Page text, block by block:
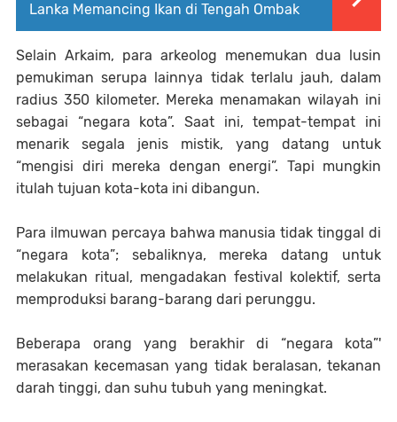
Lanka Memancing Ikan di Tengah Ombak
Selain Arkaim, para arkeolog menemukan dua lusin
pemukiman serupa lainnya tidak terlalu jauh, dalam
radius 350 kilometer. Mereka menamakan wilayah ini
sebagai “negara kota”. Saat ini, tempat-tempat ini
menarik segala jenis mistik, yang datang untuk
“mengisi diri mereka dengan energi”. Tapi mungkin
itulah tujuan kota-kota ini dibangun.
Para ilmuwan percaya bahwa manusia tidak tinggal di
“negara kota”; sebaliknya, mereka datang untuk
melakukan ritual, mengadakan festival kolektif, serta
memproduksi barang-barang dari perunggu.
Beberapa orang yang berakhir di “negara kota”'
merasakan kecemasan yang tidak beralasan, tekanan
darah tinggi, dan suhu tubuh yang meningkat.